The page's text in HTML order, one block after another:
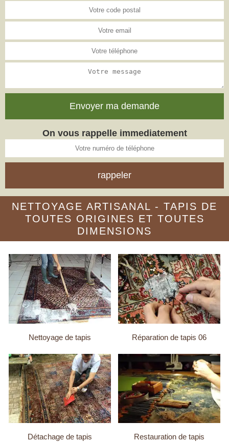
On vous rappelle immediatement
NETTOYAGE ARTISANAL - TAPIS DE
TOUTES ORIGINES ET TOUTES
DIMENSIONS
Nettoyage de tapis Réparation de tapis 06
Détachage de tapis Restauration de tapis